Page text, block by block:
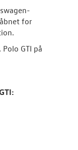
for
GTI på